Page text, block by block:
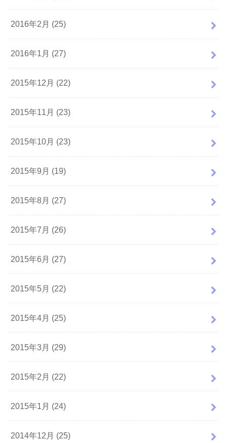
2016年2月 (25)
2016年1月 (27)
2015年12月 (22)
2015年11月 (23)
2015年10月 (23)
2015年9月 (19)
2015年8月 (27)
2015年7月 (26)
2015年6月 (27)
2015年5月 (22)
2015年4月 (25)
2015年3月 (29)
2015年2月 (22)
2015年1月 (24)
2014年12月 (25)